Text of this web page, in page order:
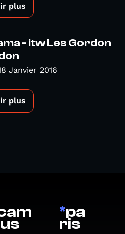
plus
- itw Les Gordon
Janvier 2016
plus
*pa
ris